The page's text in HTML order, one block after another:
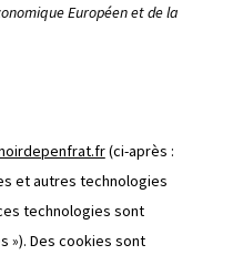
Européen et de la
(ci-après :
et autres technologies
technologies sont
»). Des cookies sont